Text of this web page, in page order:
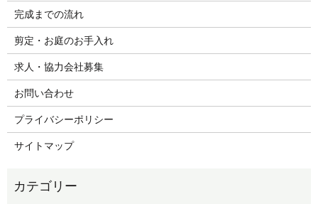
完成までの流れ
剪定・お庭のお手入れ
求人・協力会社募集
お問い合わせ
プライバシーポリシー
サイトマップ